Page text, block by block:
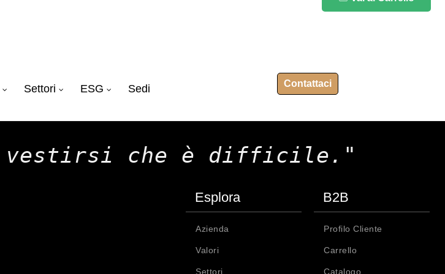
Settori ESG Sedi Contattaci
vestirsi che è difficile."
Esplora
Azienda
Valori
Settori
B2B
Profilo Cliente
Carrello
Catalogo